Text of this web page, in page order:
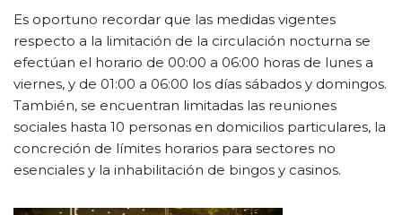
Es oportuno recordar que las medidas vigentes
respecto a la limitación de la circulación nocturna se
efectúan el horario de 00:00 a 06:00 horas de lunes a
viernes, y de 01:00 a 06:00 los días sábados y domingos.
También, se encuentran limitadas las reuniones
sociales hasta 10 personas en domicilios particulares, la
concreción de límites horarios para sectores no
esenciales y la inhabilitación de bingos y casinos.